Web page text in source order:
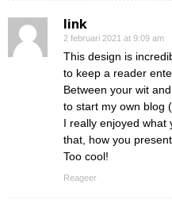
link
2 februari 2021 at 9:09 am
This design is
to keep a reader
Between your wit
to start my own blog
I really enjoyed what
that, how you
Too cool!
Reageer